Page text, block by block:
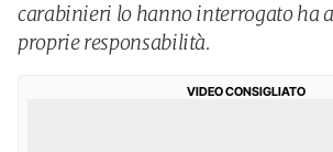
carabinieri lo hanno interrogato ha
proprie responsabilità.
VIDEO CONSIGLIATO